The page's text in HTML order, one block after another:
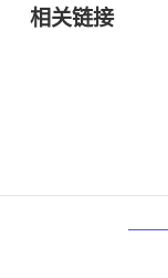
相关链接